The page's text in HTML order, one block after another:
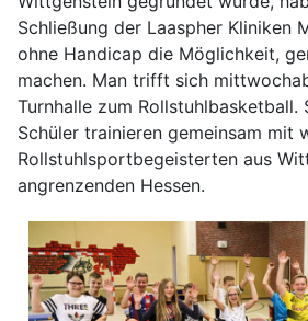
Schließung der Laaspher Kliniken
ohne Handicap die Möglichkeit,
machen. Man trifft sich
Turnhalle zum Rollstuhlbasketball.
Schüler trainieren gemeinsam mit
Rollstuhlsportbegeisterten aus
angrenzenden Hessen.